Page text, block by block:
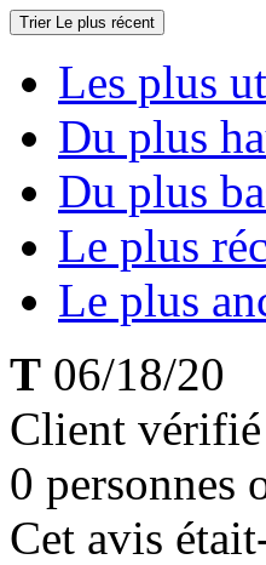
Trier Le plus récent
Les plus
Du plus
Du plus
Le plus
Le plus
T 06/18/20
Client vérifié
0 personnes
Cet avis